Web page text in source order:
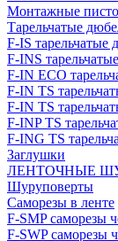
Монтажные
Тарельчатые
F-IS тарельчатые
F-INS
F-IN ECO
F-IN TS
F-IN TS
F-INP TS
F-ING TS
Заглушки
ЛЕНТОЧНЫЕ
Шуруповерты
Саморезы в ленте
F-SMP саморезы
F-SWP саморезы